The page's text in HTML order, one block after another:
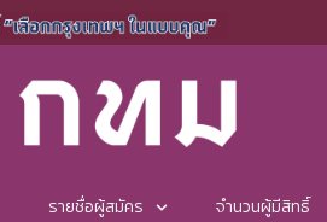
รายชื่อผู้สมัคร
จำนวนผู้มีสิทธิ์